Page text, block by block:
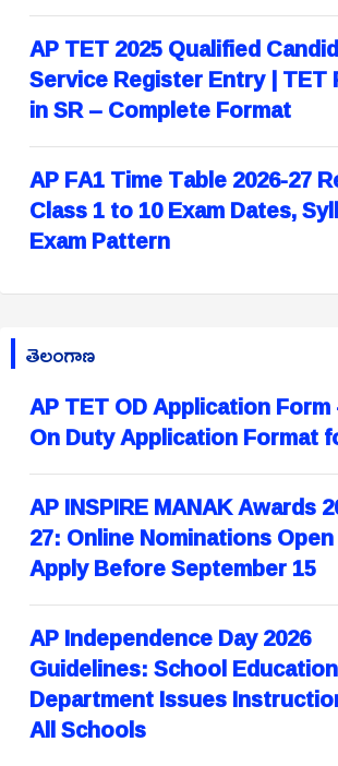
AP TET 2025 Qualified
Service Register Entry | TET
in SR – Complete Format
AP FA1 Time Table 2026-27
Class 1 to 10 Exam Dates,
Exam Pattern
తెలంగాణ
AP TET OD Application
On Duty Application Format
AP INSPIRE MANAK Awards
27: Online Nominations
Apply Before September 15
AP Independence Day 2026
Guidelines: School Education
Department Issues
All Schools